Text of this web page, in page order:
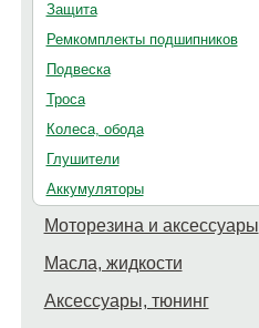
Защита
Ремкомплекты подшипников
Подвеска
Троса
Колеса, обода
Глушители
Аккумуляторы
Моторезина и аксессуары
Масла, жидкости
Аксессуары, тюнинг